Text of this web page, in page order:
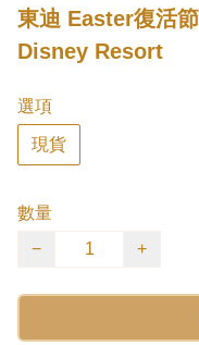
東迪 Easter復活
Disney Resort
選項
現貨
數量
−
+